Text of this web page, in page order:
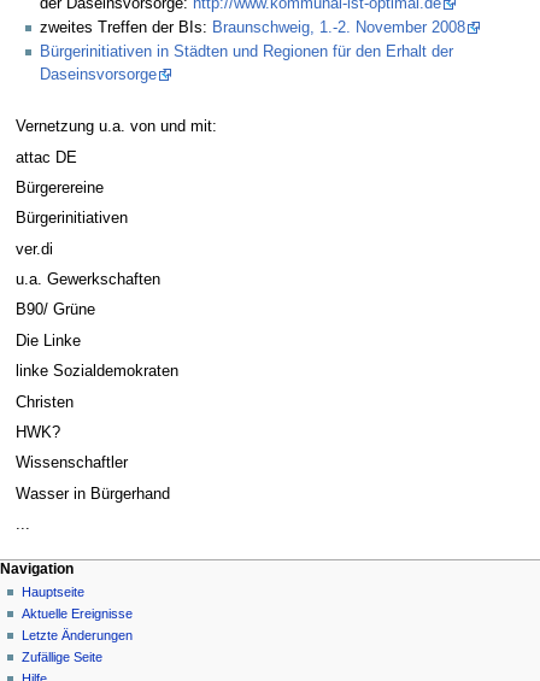
zweites Treffen der BIs: Braunschweig, 1.-2. November 2008
Bürgerinitiativen in Städten und Regionen für den Erhalt der
Daseinsvorsorge
Vernetzung u.a. von und mit:
attac DE
Bürgerereine
Bürgerinitiativen
ver.di
u.a. Gewerkschaften
B90/ Grüne
Die Linke
linke Sozialdemokraten
Christen
HWK?
Wissenschaftler
Wasser in Bürgerhand
...
Navigation
Hauptseite
Aktuelle Ereignisse
Letzte Änderungen
Zufällige Seite